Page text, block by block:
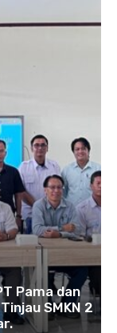
Pama dan
SMKN 2